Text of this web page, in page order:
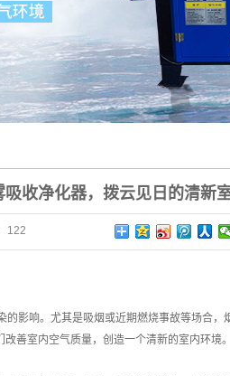
升降车
收净化器，拨云见日的清新室
122
影响。尤其是吸烟或近期燃烧事故等场合，
善室内空气质量，创造一个清新的室内环境。